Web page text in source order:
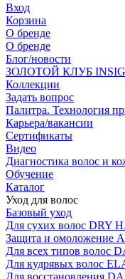
Вход
Корзина
О бренде
О бренде
Блог/новости
ЗОЛОТОЙ КЛУБ
Коллекции
Задать вопрос
Палитра. Технология
Карьера/вакансии
Сертификаты
Видео
Диагностика волос и
Обучение
Каталог
Уход для волос
Базовый уход
Для сухих волос DRY
Защита и омоложение
Для всех типов волос
Для кудрявых волос
Для восстановления